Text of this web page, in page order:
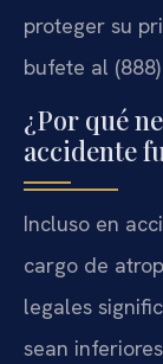
proteger su
bufete al
¿Por qué
accidente
Incluso en
cargo de
legales
sean